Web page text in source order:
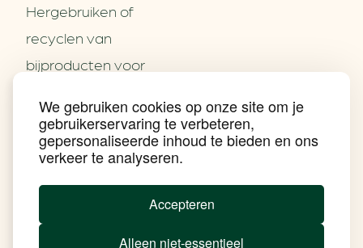
We gebruiken cookies op onze site om je
gebruikerservaring te verbeteren,
gepersonaliseerde inhoud te bieden en ons
verkeer te analyseren.
Accepteren
Alleen niet-essentieel
Partners
Contact
Nieuws
Praktijkverhalen
Events
Nieuwsbrief
Achtergrond klimaatverandering
Beprijzing van CO2
Verduurzamen bedrijventerrein
Hergebruiken of
recyclen van
bijproducten voor
Energie besparen op
uw PC